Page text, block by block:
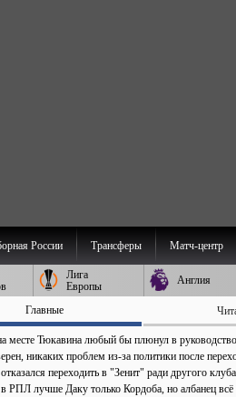
России Трансферы Матч-центр
Лига
Европы
Англия
Главные
месте Тюкавина любый бы плюнул в
никаких проблем из-за политики после
переходить в "Зенит" ради другого
РПЛ лучше Даку только Кордоба, но албанец